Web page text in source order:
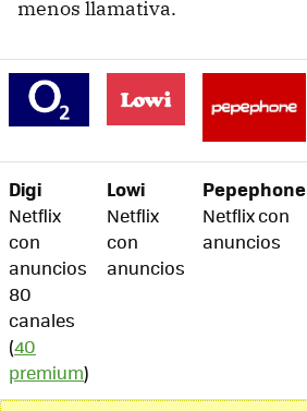
menos llamativa.
Digi
Netflix
con
anuncios
80
canales
(40
premium)
Lowi
Netflix
con
anuncios
Pepephone
Netflix con
anuncios